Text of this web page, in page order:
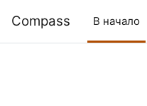
Compass В начало